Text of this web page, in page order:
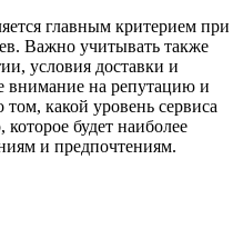
главным критерием при
Важно учитывать также
условия доставки и
внимание на репутацию и
какой уровень сервиса
будет наиболее
и предпочтениям.